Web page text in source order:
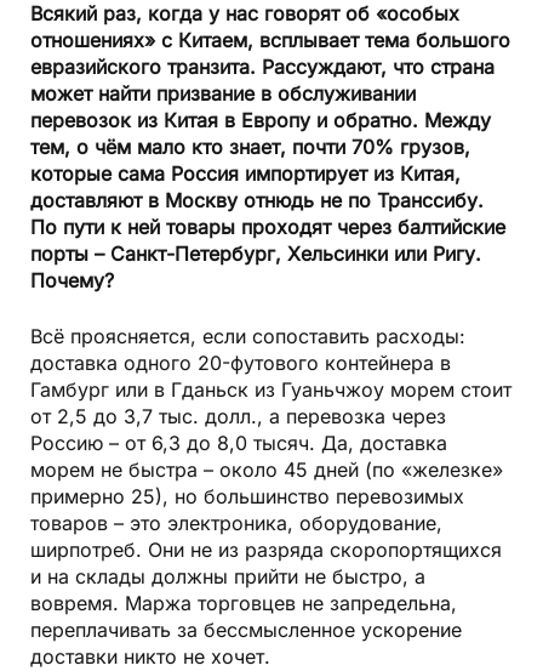
Всякий раз, когда у нас говорят об «особых
отношениях» с Китаем, всплывает тема большого
евразийского транзита. Рассуждают, что страна
может найти призвание в обслуживании
перевозок из Китая в Европу и обратно. Между
тем, о чём мало кто знает, почти 70% грузов,
которые сама Россия импортирует из Китая,
доставляют в Москву отнюдь не по Транссибу.
По пути к ней товары проходят через балтийские
порты – Санкт-Петербург, Хельси­н­ки или Ригу.
Почему?
Всё проясняется, если сопоставить расходы:
доставка одного 20-футового контейнера в
Гамбург или в Гданьск из Гуань­чжоу морем стоит
от 2,5 до 3,7 тыс. долл., а перевозка через
Россию – от 6,3 до 8,0 тысяч. Да, доставка
морем не быстра – около 45 дней (по «железке»
примерно 25), но большинство перевозимых
товаров – это электроника, оборудование,
ширпотреб. Они не из разряда скоропортящихся
и на склады должны прийти не быстро, а
вовремя. Маржа торговцев не запредельна,
переплачивать за бессмысленное ускорение
доставки ни­кто не хочет.